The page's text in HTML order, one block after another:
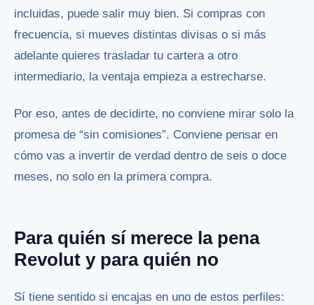
incluidas, puede salir muy bien. Si compras con
frecuencia, si mueves distintas divisas o si más
adelante quieres trasladar tu cartera a otro
intermediario, la ventaja empieza a estrecharse.
Por eso, antes de decidirte, no conviene mirar solo la
promesa de “sin comisiones”. Conviene pensar en
cómo vas a invertir de verdad dentro de seis o doce
meses, no solo en la primera compra.
Para quién sí merece la pena
Revolut y para quién no
Sí tiene sentido si encajas en uno de estos perfiles: